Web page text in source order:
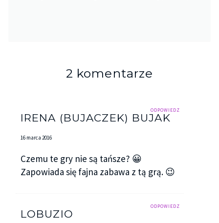
2 komentarze
ODPOWIEDZ
IRENA (BUJACZEK) BUJAK
16 marca 2016
Czemu te gry nie są tańsze? 😀
Zapowiada się fajna zabawa z tą grą. 😉
ODPOWIEDZ
LOBUZIO